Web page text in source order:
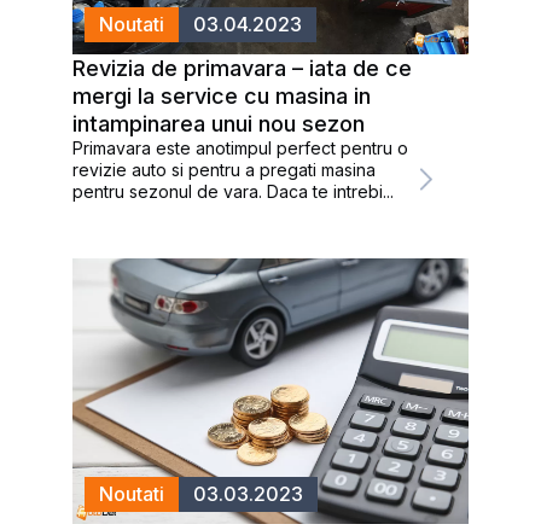
Noutati 03.04.2023
Revizia de primavara – iata de ce
mergi la service cu masina in
intampinarea unui nou sezon
Primavara este anotimpul perfect pentru o
revizie auto si pentru a pregati masina
pentru sezonul de vara. Daca te intrebi...
Noutati 03.03.2023